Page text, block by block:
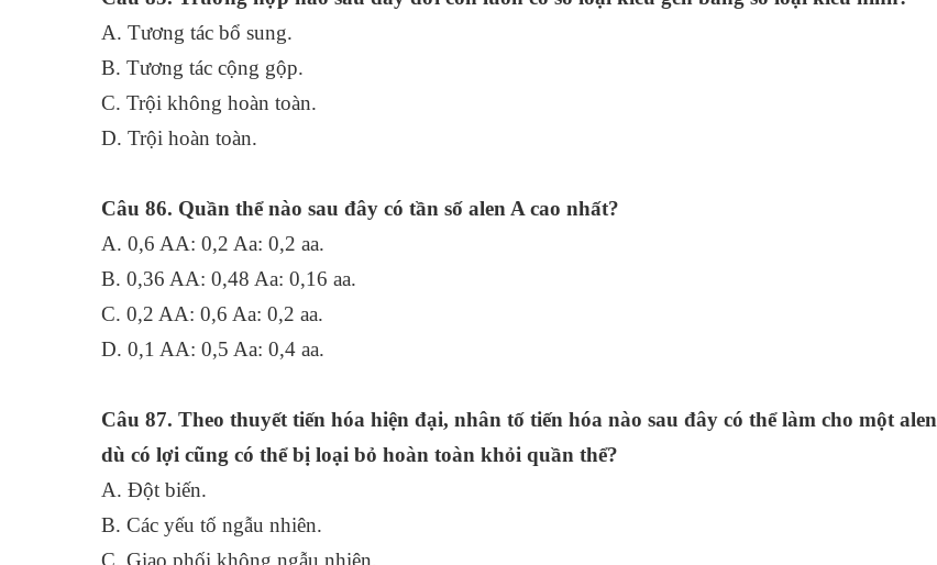
A. Tương tác bổ sung.
B. Tương tác cộng gộp.
C. Trội không hoàn toàn.
D. Trội hoàn toàn.
Câu 86. Quần thể nào sau đây có tần số alen A cao nhất?
A. 0,6 AA: 0,2 Aa: 0,2 aa.
B. 0,36 AA: 0,48 Aa: 0,16 aa.
C. 0,2 AA: 0,6 Aa: 0,2 aa.
D. 0,1 AA: 0,5 Aa: 0,4 aa.
Câu 87. Theo thuyết tiến hóa hiện đại, nhân tố tiến hóa nào sau đây có thể làm cho một alen
dù có lợi cũng có thể bị loại bỏ hoàn toàn khỏi quần thể?
A. Đột biến.
B. Các yếu tố ngẫu nhiên.
C. Giao phối không ngẫu nhiên.